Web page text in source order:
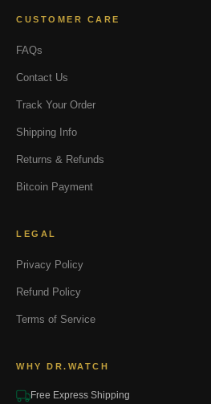
CUSTOMER CARE
FAQs
Contact Us
Track Your Order
Shipping Info
Returns & Refunds
Bitcoin Payment
LEGAL
Privacy Policy
Refund Policy
Terms of Service
WHY DR.WATCH
Free Express Shipping